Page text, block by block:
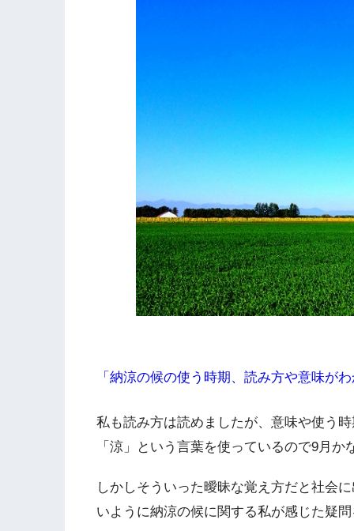
「納涼の候の使う時期、読み方や意味が
私も読み方は読めましたが、意味や使う
「涼」という言葉を使っているので9月
しかしそういった曖昧な覚え方だと社会
いように納涼の候に関する私が感じた疑